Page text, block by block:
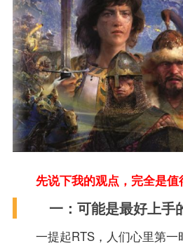
先说下我的观点，完全是值
一：可能是最好上手
一提起RTS，人们心里第